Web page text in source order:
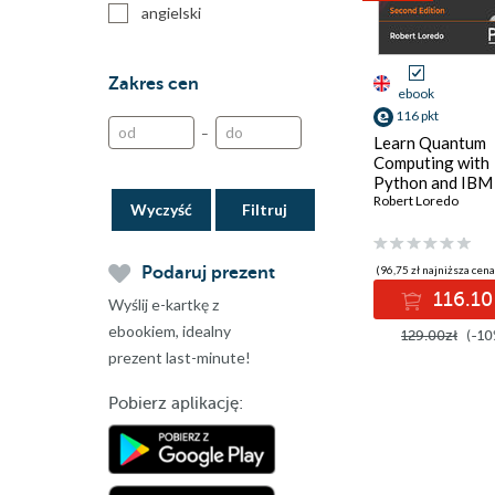
angielski
Zakres cen
–
Wyczyść
Podaruj prezent
Wyślij e-kartkę z
ebookiem, idealny
prezent last-minute!
Pobierz aplikację:
ebook
116 pkt
Learn Quantum
Computing with
Python and IBM
Quantum. Write
programs with
- Second Edition
Robert Loredo
(96,75 zł najniższa
116.10
129.00zł (-